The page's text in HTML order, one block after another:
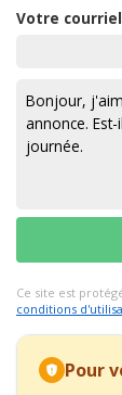
Votre courriel
Ce site est
conditions
Pour